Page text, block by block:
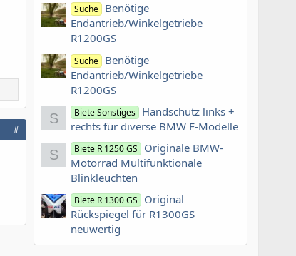
#
Suche Benötige
Endantrieb/Winkelgetriebe
R1200GS
Suche Benötige
Endantrieb/Winkelgetriebe
R1200GS
S Biete Sonstiges Handschutz links +
rechts für diverse BMW F-Modelle
S Biete R 1250 GS
Originale BMW-
Motorrad Multifunktionale
Blinkleuchten
Biete R 1300 GS
Original
Rückspiegel für R1300GS
neuwertig